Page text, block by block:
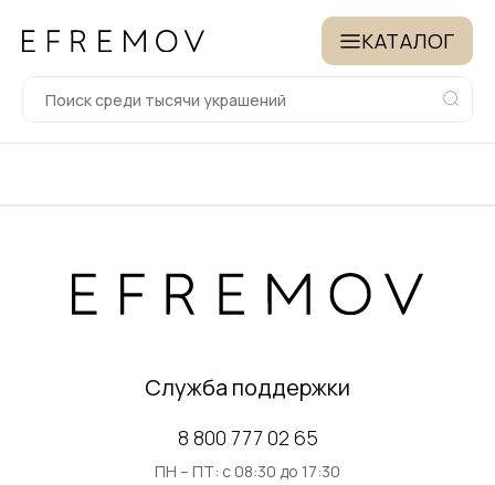
КАТАЛОГ
Служба поддержки
8 800 777 02 65
ПН – ПТ: с 08:30 до 17:30